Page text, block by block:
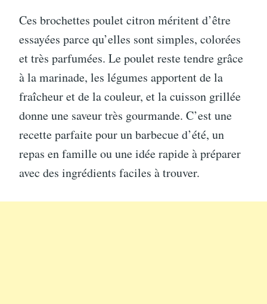
Ces brochettes poulet citron méritent d’être
essayées parce qu’elles sont simples, colorées
et très parfumées. Le poulet reste tendre grâce
à la marinade, les légumes apportent de la
fraîcheur et de la couleur, et la cuisson grillée
donne une saveur très gourmande. C’est une
recette parfaite pour un barbecue d’été, un
repas en famille ou une idée rapide à préparer
avec des ingrédients faciles à trouver.